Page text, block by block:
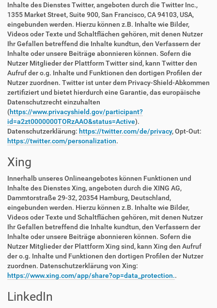
Inhalte des Dienstes Twitter, angeboten durch die Twitter Inc.,
1355 Market Street, Suite 900, San Francisco, CA 94103, USA,
eingebunden werden. Hierzu können z.B. Inhalte wie Bilder,
Videos oder Texte und Schaltflächen gehören, mit denen Nutzer
Ihr Gefallen betreffend die Inhalte kundtun, den Verfassern der
Inhalte oder unsere Beiträge abonnieren können. Sofern die
Nutzer Mitglieder der Plattform Twitter sind, kann Twitter den
Aufruf der o.g. Inhalte und Funktionen den dortigen Profilen der
Nutzer zuordnen. Twitter ist unter dem Privacy-Shield-Abkommen
zertifiziert und bietet hierdurch eine Garantie, das europäische
Datenschutzrecht einzuhalten
(https://www.privacyshield.gov/participant?
id=a2zt0000000TORzAAO&status=Active).
Datenschutzerklärung: https://twitter.com/de/privacy, Opt-Out:
https://twitter.com/personalization.
Xing
Innerhalb unseres Onlineangebotes können Funktionen und
Inhalte des Dienstes Xing, angeboten durch die XING AG,
Dammtorstraße 29-32, 20354 Hamburg, Deutschland,
eingebunden werden. Hierzu können z.B. Inhalte wie Bilder,
Videos oder Texte und Schaltflächen gehören, mit denen Nutzer
Ihr Gefallen betreffend die Inhalte kundtun, den Verfassern der
Inhalte oder unsere Beiträge abonnieren können. Sofern die
Nutzer Mitglieder der Plattform Xing sind, kann Xing den Aufruf
der o.g. Inhalte und Funktionen den dortigen Profilen der Nutzer
zuordnen. Datenschutzerklärung von Xing:
https://www.xing.com/app/share?op=data_protection..
LinkedIn